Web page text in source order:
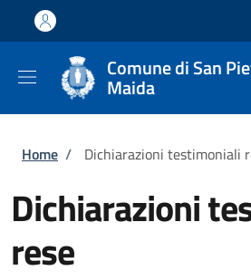
Salta al contenuto principale
Skip to footer content
Comune di San
Maida
Briciole di pane
Home / Dichiarazioni testimoniali
Dichiarazioni
rese